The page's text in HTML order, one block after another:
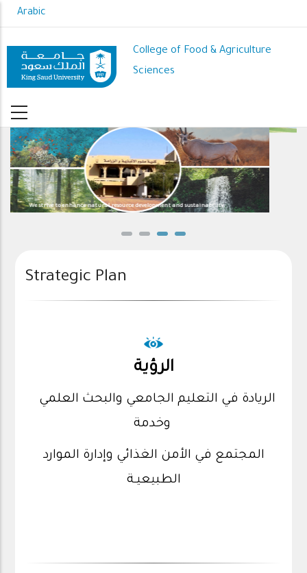
to
content
Arabic
College of Food & Agriculture
Sciences
and sustainability We effectively contribute to the national
Strategic Plan
الرؤية
المجتمع في الأمن الغذائي وإدارة الموارد
الطبيعيـة